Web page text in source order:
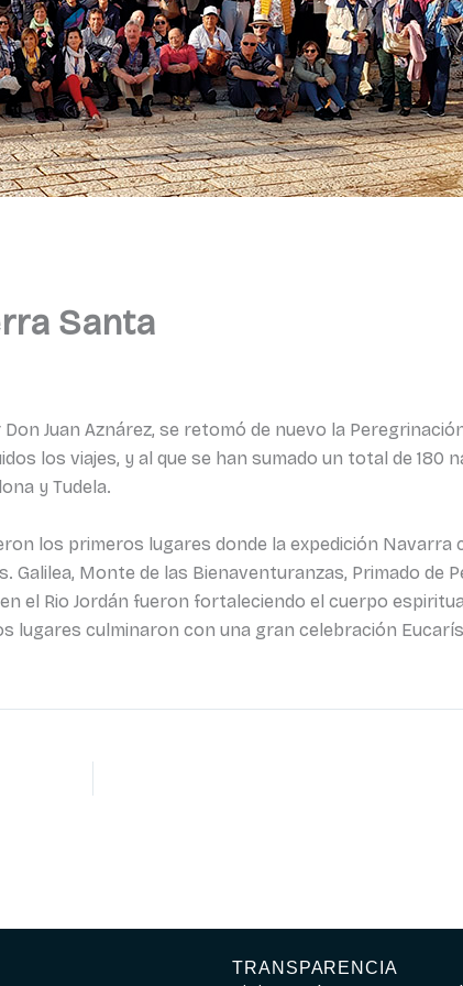
Santa
Juan Aznárez, se retomó de nuevo la
los viajes, y al que se han sumado un total de 180
y Tudela.
los primeros lugares donde la expedición Navarra
Monte de las Bienaventuranzas, Primado de
el Rio Jordán fueron fortaleciendo el cuerpo
lugares culminaron con una gran celebración
TRANSPARENCIA